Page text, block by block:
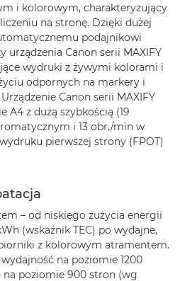
i kolorowym, charakteryzujący
na stronę. Dzięki dużej
podajnikowi
urządzenia Canon serii MAXIFY
wydruki z żywymi kolorami i
odpornych na markery i
Canon serii MAXIFY
A4 z dużą szybkością (19
i 13 obr./min w
pierwszej strony (FPOT)
– od niskiego zużycia energii
(wskaźnik TEC) po wydajne,
z kolorowym atramentem.
na poziomie 1200
na poziomie 900 stron (wg